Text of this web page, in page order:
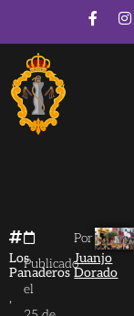
Los
Panaderos
,
Publicado
el
Por
Juanjo
Dorado